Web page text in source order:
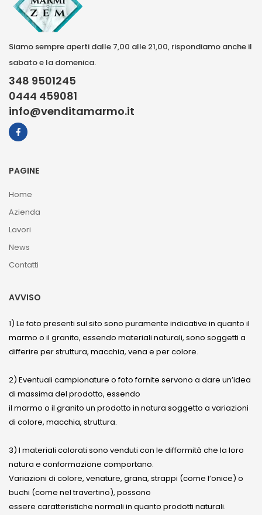
Siamo sempre aperti dalle 7,00 alle 21,00, rispondiamo anche il
sabato e la domenica.
348 9501245
0444 459081
info@venditamarmo.it
PAGINE
Home
Azienda
Lavori
News
Contatti
AVVISO
1) Le foto presenti sul sito sono puramente indicative in quanto il
marmo o il granito, essendo materiali naturali, sono soggetti a
differire per struttura, macchia, vena e per colore.
2) Eventuali campionature o foto fornite servono a dare un’idea
di massima del prodotto, essendo
il marmo o il granito un prodotto in natura soggetto a variazioni
di colore, macchia, struttura.
3) I materiali colorati sono venduti con le difformità che la loro
natura e conformazione comportano.
Variazioni di colore, venature, grana, strappi (come l’onice) o
buchi (come nel travertino), possono
essere caratteristiche normali in quanto prodotti naturali.